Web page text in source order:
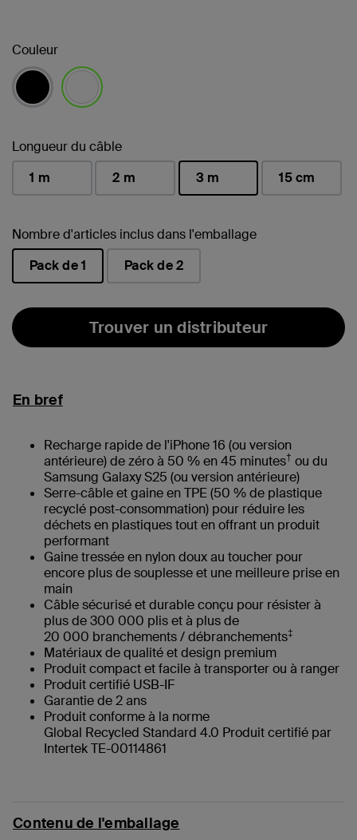
Couleur
Longueur du câble
1 m
2 m
3 m
15 cm
Nombre d'articles inclus dans l'emballage
Pack de 1
Pack de 2
Trouver un distributeur
En bref
Recharge rapide de l'iPhone 16 (ou version
antérieure) de zéro à 50 % en 45 minutes† ou du
Samsung Galaxy S25 (ou version antérieure)
Serre-câble et gaine en TPE (50 % de plastique
recyclé post-consommation) pour réduire les
déchets en plastiques tout en offrant un produit
performant
Gaine tressée en nylon doux au toucher pour
encore plus de souplesse et une meilleure prise en
main
Câble sécurisé et durable conçu pour résister à
plus de 300 000 plis et à plus de
20 000 branchements / débranchements‡
Matériaux de qualité et design premium
Produit compact et facile à transporter ou à ranger
Produit certifié USB-IF
Garantie de 2 ans
Produit conforme à la norme
Global Recycled Standard 4.0 Produit certifié par
Intertek TE-00114861
Contenu de l'emballage